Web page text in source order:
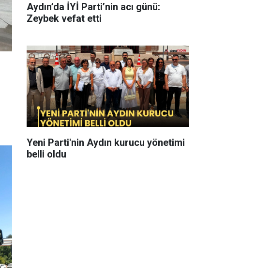
Aydın’da İYİ Parti’nin acı günü:
Zeybek vefat etti
Yeni Parti'nin Aydın kurucu yönetimi
belli oldu